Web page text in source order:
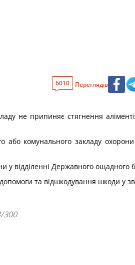
6010 Переглядів
не припиняє стягнення
комунального закладу
у відділенні Державного ощадного
та відшкодування шкоди у
300